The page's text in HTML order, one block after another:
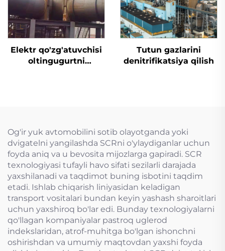
Elektr qo'zg'atuvchisi
oltingugurtni
Tutun gazlarini
denitrifikatsiya qilish
Og'ir yuk avtomobilini sotib olayotganda yoki
dvigatelni yangilashda SCRni o'ylaydiganlar uchun
foyda aniq va u bevosita mijozlarga gapiradi. SCR
texnologiyasi tufayli havo sifati sezilarli darajada
yaxshilanadi va taqdimot buning isbotini taqdim
etadi. Ishlab chiqarish liniyasidan keladigan
transport vositalari bundan keyin yashash sharoitlari
uchun yaxshiroq bo'lar edi. Bunday texnologiyalarni
qo'llagan kompaniyalar pastroq uglerod
indekslaridan, atrof-muhitga bo'lgan ishonchni
oshirishdan va umumiy maqtovdan yaxshi foyda